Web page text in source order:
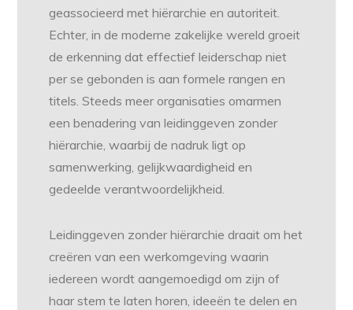
geassocieerd met hiërarchie en autoriteit.
Echter, in de moderne zakelijke wereld groeit
de erkenning dat effectief leiderschap niet
per se gebonden is aan formele rangen en
titels. Steeds meer organisaties omarmen
een benadering van leidinggeven zonder
hiërarchie, waarbij de nadruk ligt op
samenwerking, gelijkwaardigheid en
gedeelde verantwoordelijkheid.
Leidinggeven zonder hiërarchie draait om het
creëren van een werkomgeving waarin
iedereen wordt aangemoedigd om zijn of
haar stem te laten horen, ideeën te delen en